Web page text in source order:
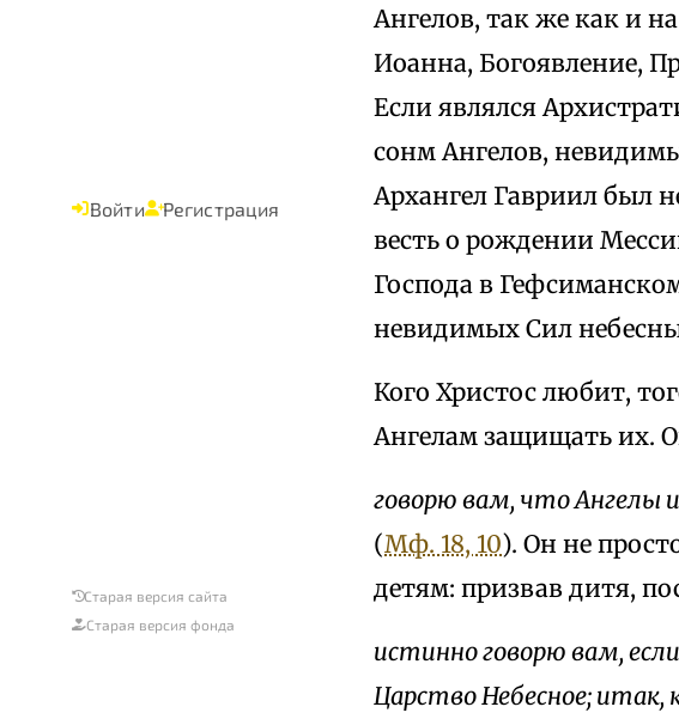
Войти Регистрация
Старая версия сайта
Старая версия фонда
Ангелов, так же как и
Иоанна, Богоявление,
Если являлся
сонм Ангелов,
Архангел Гавриил был
весть о рождении
Господа в
невидимых Сил
Кого Христос любит,
Ангелам защищать их.
говорю вам, что Ангелы
(Мф. 18, 10). Он не
детям: призвав дитя,
истинно говорю вам,
Царство Небесное;